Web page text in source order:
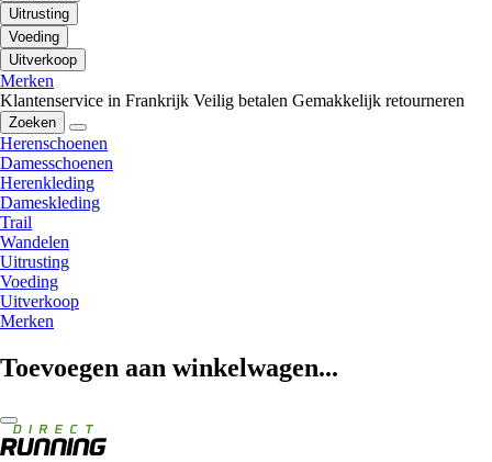
Uitrusting
Voeding
Uitverkoop
Merken
Klantenservice in Frankrijk Veilig betalen Gemakkelijk retourneren
Zoeken
Herenschoenen
Damesschoenen
Herenkleding
Dameskleding
Trail
Wandelen
Uitrusting
Voeding
Uitverkoop
Merken
Toevoegen aan winkelwagen...